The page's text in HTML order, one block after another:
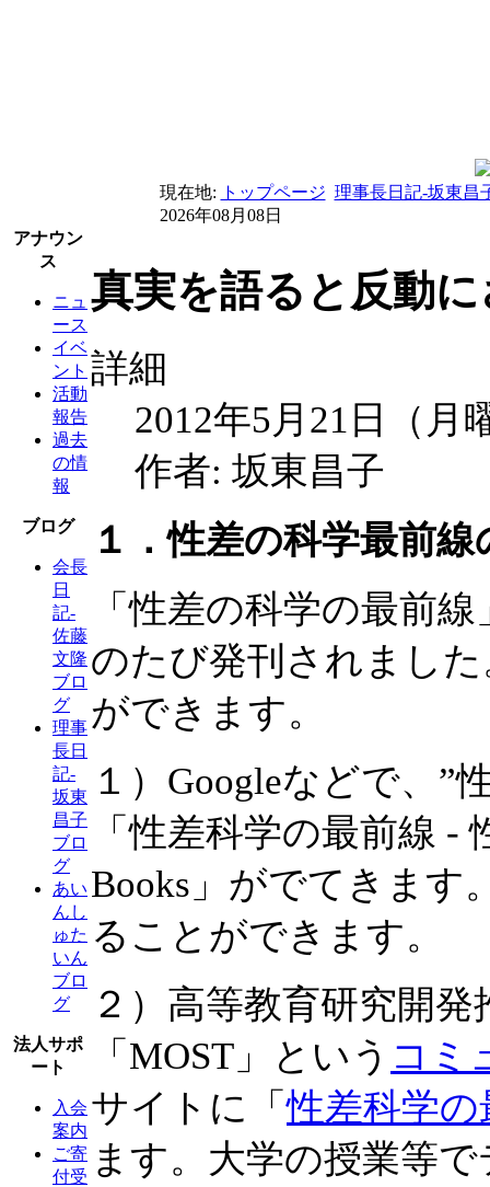
現在地: トップページ 理事長日記-坂東昌
2026年08月08日
アナウン
ス
ニュ
ース
イベ
ント
活動
報告
過去
の情
報
ブログ
会長
日
記-
佐藤
文隆
ブロ
グ
理事
長日
記-
坂東
昌子
ブロ
グ
あい
んし
ゅた
いん
ブロ
グ
法人サポ
ート
入会
案内
ご寄
付受
真実を語ると反動
詳細
2012年5月21日（月
作者: 坂東昌子
１．性差の科学最前
「性差の科学の最前
のたび発刊されまし
ができます。
１）Googleなどで、”
「性差科学の最前線 -
Books」がでてきます
ることができます。
２）高等教育研究開
「MOST」という コミ
サイトに「性差科学の
ます。大学の授業等